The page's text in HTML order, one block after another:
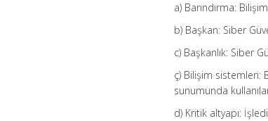
a) Barındırma:
b) Başkan: Siber
c) Başkanlık: Siber
ç) Bilişim sistemleri:
sunumunda
d) Kritik altyapı: